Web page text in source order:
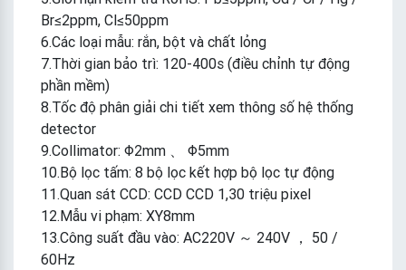
Br≤2ppm, Cl≤50ppm
6.Các loại mẫu: rắn, bột và chất lỏng
7.Thời gian bảo trì: 120-400s (điều chỉnh tự động
phần mềm)
8.Tốc độ phân giải chi tiết xem thông số hệ thống
detector
9.Collimator: Φ2mm 、 Φ5mm
10.Bộ lọc tấm: 8 bộ lọc kết hợp bộ lọc tự động
11.Quan sát CCD: CCD CCD 1,30 triệu pixel
12.Mẫu vi phạm: XY8mm
13.Công suất đầu vào: AC220V ～ 240V ， 50 /
60Hz